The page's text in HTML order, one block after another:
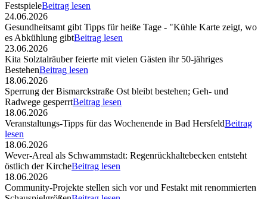
FestspieleBeitrag lesen
24.06.2026
Gesundheitsamt gibt Tipps für heiße Tage - "Kühle Karte zeigt, wo
es Abkühlung gibtBeitrag lesen
23.06.2026
Kita Solztalräuber feierte mit vielen Gästen ihr 50-jähriges
BestehenBeitrag lesen
18.06.2026
Sperrung der Bismarckstraße Ost bleibt bestehen; Geh- und
Radwege gesperrtBeitrag lesen
18.06.2026
Veranstaltungs-Tipps für das Wochenende in Bad HersfeldBeitrag
lesen
18.06.2026
Wever-Areal als Schwammstadt: Regenrückhaltebecken entsteht
östlich der KircheBeitrag lesen
18.06.2026
Community-Projekte stellen sich vor und Festakt mit renommierten